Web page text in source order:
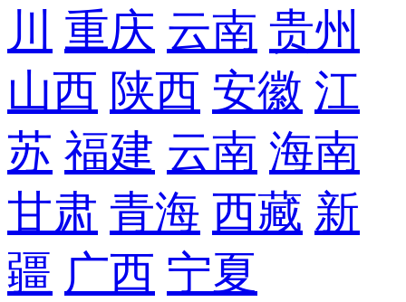
川
重庆 云南 贵州
山西 陕西 安徽 江
苏 福建 云南 海南
甘肃 青海 西藏 新
疆 广西 宁夏